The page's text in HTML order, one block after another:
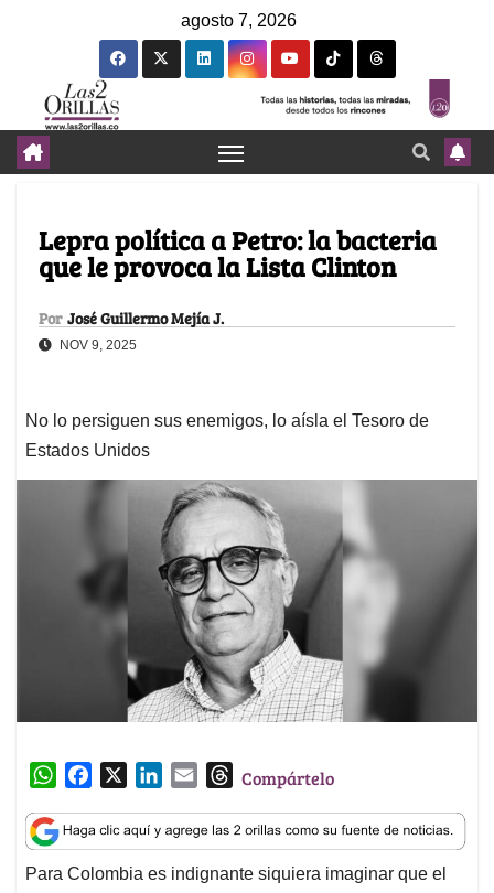
agosto 7, 2026
Lepra política a Petro: la bacteria
que le provoca la Lista Clinton
Por José Guillermo Mejía J.
NOV 9, 2025
No lo persiguen sus enemigos, lo aísla el Tesoro de
Estados Unidos
W
a
t
s
c
e
b
n
k
e
a
i
l
T
r
e
a
Compártelo
Para Colombia es indignante siquiera imaginar que el